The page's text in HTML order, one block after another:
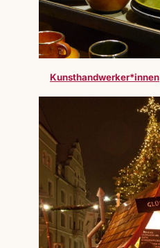
Kunsthandwerker*innen